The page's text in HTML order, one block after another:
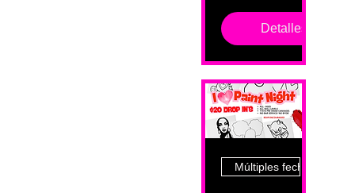
Detalles
Múltiples fechas